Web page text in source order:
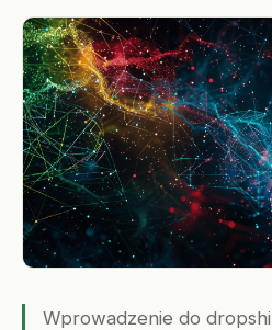
Wprowadzenie do